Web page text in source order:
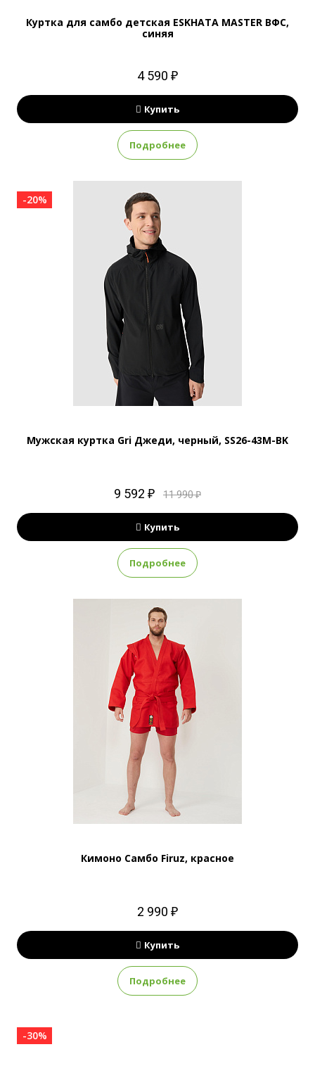
Куртка для самбо детская ESKHATA MASTER ВФС,
синяя
4 590 ₽
Купить
Подробнее
-20%
Мужская куртка Gri Джеди, черный, SS26-43M-BK
9 592 ₽ 11 990 ₽
Купить
Подробнее
Кимоно Самбо Firuz, красное
2 990 ₽
Купить
Подробнее
-30%